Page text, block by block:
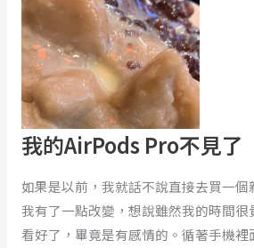
我的AirPods Pro不見了
如果是以前，我就話不說直接去買一
我有了一點改變，想說雖然我的時間
看好了，畢竟是有感情的。循著手機
Pro
不
見
了